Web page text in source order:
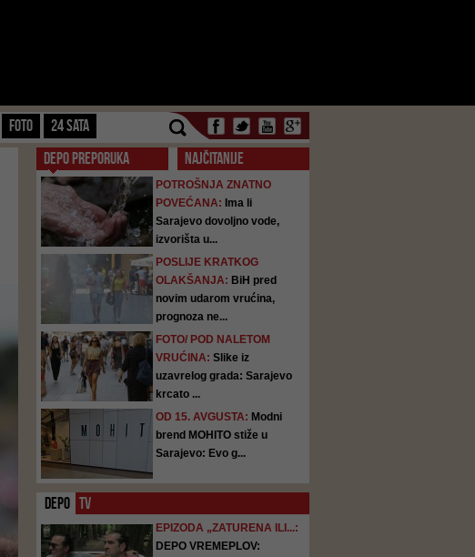
FOTO 24 SATA
DEPO PREPORUKA NAJČITANIJE
POTROŠNJA ZNATNO
POVEĆANA: Ima li
Sarajevo dovoljno vode,
izvorišta u...
POSLIJE KRATKOG
OLAKŠANJA: BiH pred
novim udarom vrućina,
prognoza ne...
FOTO/ POD NALETOM
VRUĆINA: Slike iz
uzavrelog grada: Sarajevo
krcato ...
OD 15. AVGUSTA: Modni
brend MOHITO stiže u
Sarajevo: Evo g...
DEPO TV
EPIZODA „ZATURENA ILI...:
DEPO VREMEPLOV: